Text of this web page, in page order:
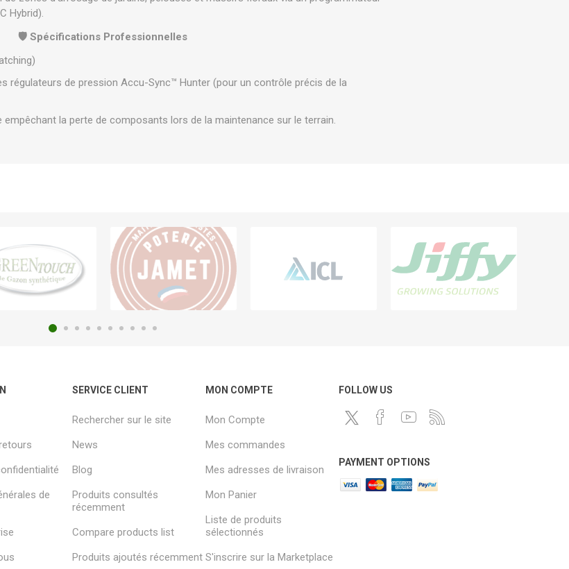
Hybrid).
🛡️ Spécifications Professionnelles
régulateurs de pression Accu-Sync™ Hunter (pour un contrôle précis de la
empêchant la perte de composants lors de la maintenance sur le terrain.
de
SERVICE CLIENT
Rechercher sur le site
News
Blog
Produits consultés
récemment
Compare products list
Produits ajoutés récemment
MON COMPTE
Mon Compte
Mes commandes
Mes adresses de livraison
Mon Panier
Liste de produits
sélectionnés
S'inscrire sur la Marketplace
FOLLOW US
PAYMENT OPTIONS